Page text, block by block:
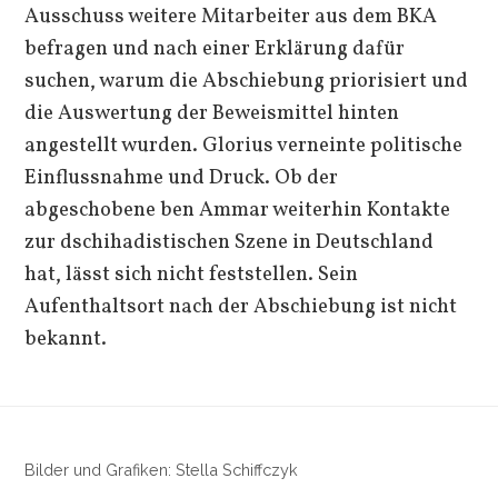
Ausschuss weitere Mitarbeiter aus dem BKA
befragen und nach einer Erklärung dafür
suchen, warum die Abschiebung priorisiert und
die Auswertung der Beweismittel hinten
angestellt wurden. Glorius verneinte politische
Einflussnahme und Druck. Ob der
abgeschobene ben Ammar weiterhin Kontakte
zur dschihadistischen Szene in Deutschland
hat, lässt sich nicht feststellen. Sein
Aufenthaltsort nach der Abschiebung ist nicht
bekannt.
Bilder und Grafiken: Stella Schiffczyk